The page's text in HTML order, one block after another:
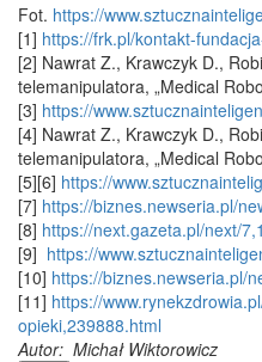
Fot. https://
[1] https://frk.pl/kontakt-
[2] Nawrat Z., Krawczyk D.,
telemanipulatora, „Medical
[3] https://
[4] Nawrat Z., Krawczyk D.,
telemanipulatora, „Medical
[5][6] https://
[7] https://biznes.newseria.pl/
[8] https://next.gazeta.pl/next/
[9] https://
[10] https://biznes.newseria.pl/
[11] https://
opieki,239888.html
Autor: Michał Wiktorowicz